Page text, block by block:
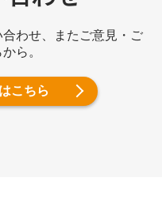
わせ、またご意見・ご
ら。
こちら